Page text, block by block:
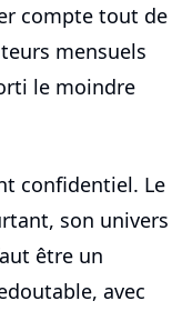
compte tout de
mensuels
le moindre
confidentiel. Le
son univers
être un
avec